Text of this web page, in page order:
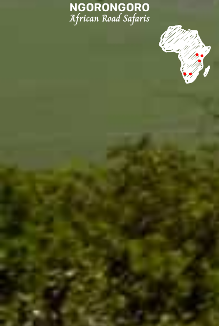
NGORONGORO
African Road Safaris